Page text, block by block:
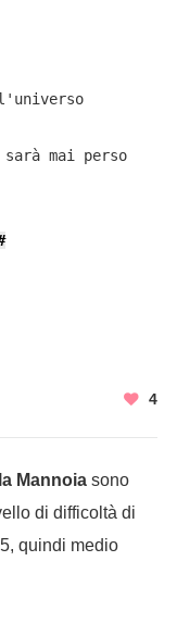
mai perso
4
Mannoiasono
di difficoltà di
quindi medio